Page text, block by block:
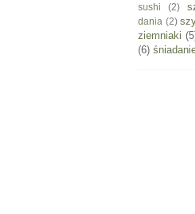
sushi
(2)
dania (2)
ziemniaki
(6)